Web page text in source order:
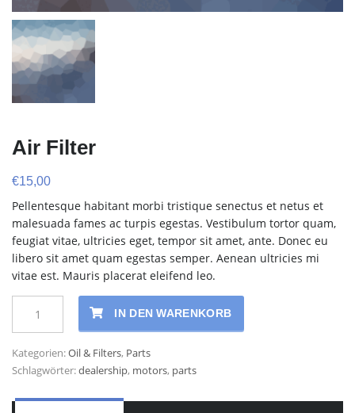
Air Filter
€15,00
Pellentesque habitant morbi tristique senectus et netus et
malesuada fames ac turpis egestas. Vestibulum tortor quam,
feugiat vitae, ultricies eget, tempor sit amet, ante. Donec eu
libero sit amet quam egestas semper. Aenean ultricies mi
vitae est. Mauris placerat eleifend leo.
Filter
Menge
IN DEN WARENKORB
Kategorien:Oil & Filters, Parts
Schlagwörter:dealership, motors, parts